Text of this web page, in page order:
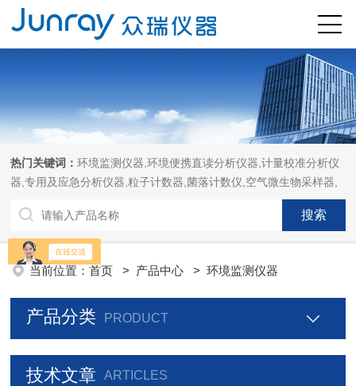
热门关键词：环境监测仪器,环境便携直读分析仪器,计量校准分析仪
器,专用及应急分析仪器,粒子计数器,菌落计数仪,空气微生物采样器,
当前位置：首页 > 产品中心 >环境监测仪器
产品分类 PRODUCT
技术文章 ARTICLES